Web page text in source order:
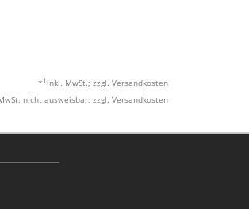
* 1 inkl. MwSt.; zzgl. Versandkosten
nicht ausweisbar; zzgl. Versandkosten